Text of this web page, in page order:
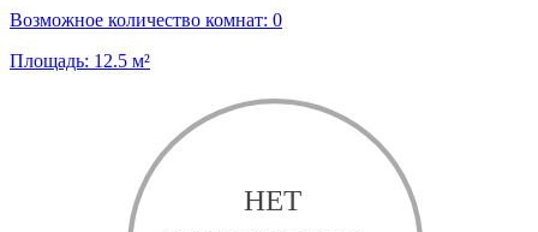
Возможное количество комнат: 0
Площадь: 12.5 м²